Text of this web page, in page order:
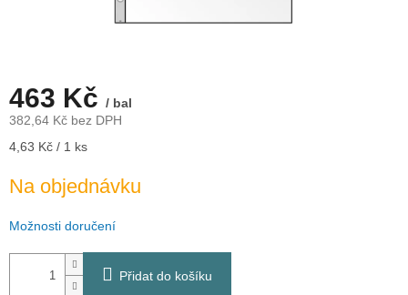
463 Kč / bal
382,64 Kč bez DPH
Měrná
4,63 Kč / 1 ks
Na objednávku
Možnosti doručení
Přidat do košíku